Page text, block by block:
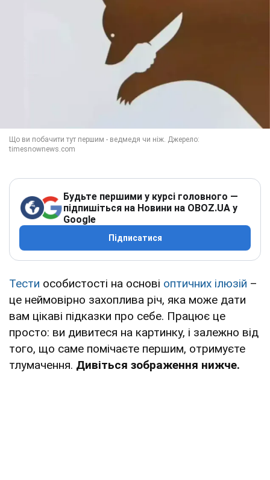
Будьте першими у курсі головного —
підпишіться на Новини на OBOZ.UA у
Google
Підписатися
Тести особистості на основі оптичних ілюзій –
це неймовірно захоплива річ, яка може дати
вам цікаві підказки про себе. Працює це
просто: ви дивитеся на картинку, і залежно від
того, що саме помічаєте першим, отримуєте
тлумачення. Дивіться зображення нижче.